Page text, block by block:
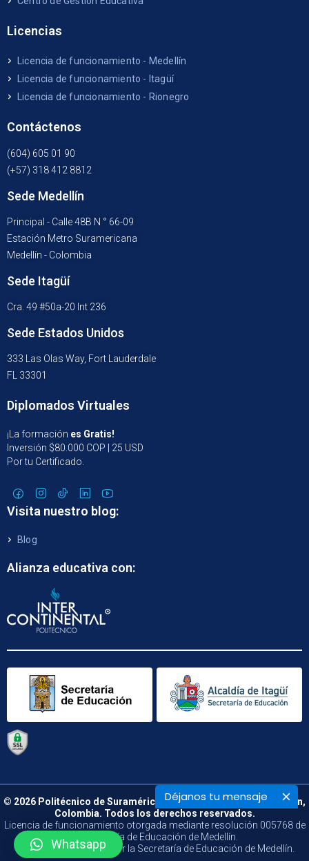
Déjanos tu mensaje
Licencias
Licencia de funcionamiento - Medellín
Licencia de funcionamiento - Itagüí
Licencia de funcionamiento - Rionegro
Contáctenos
(604) 605 01 90
(+57) 318 412 8812
Sede Medellín
Principal - Calle 48B N ° 66-09
Estación Metro Suramericana
Medellín - Colombia
Sede Itagüí
Cra. 49 #50a-20 Int 236
Sede Estados Unidos
333 Las Olas Way, Fort Lauderdale
FL 33301
Diplomados Virtuales
¡La formación es Gratis!
Inversión $80.000 COP | 25 USD
Por tu Certificado.
Visita nuestro blog:
Blog
Alianza educativa con:
© 2026 Politécnico de Suramérica. Calle 48 B N° 66 – 09. Medellín,
Colombia. Todos los derechos reservados.
Licencia de funcionamiento otorgada mediante resolución 005768 de
la Secretaría de Educación de Medellín.
Vigilado y Controlado por la Secretaría de Educación de Medellín.
Whatsapp